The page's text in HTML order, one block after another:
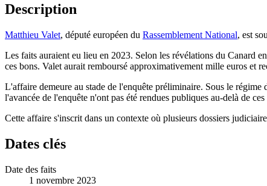
Description
Matthieu Valet, député européen du Rassemblement National, est
Les faits auraient eu lieu en 2023. Selon les révélations du Canard
ces bons. Valet aurait remboursé approximativement mille euros et
L'affaire demeure au stade de l'enquête préliminaire. Sous le
l'avancée de l'enquête n'ont pas été rendues publiques au-delà de
Cette affaire s'inscrit dans un contexte où plusieurs dossiers
Dates clés
Date des faits
1 novembre 2023